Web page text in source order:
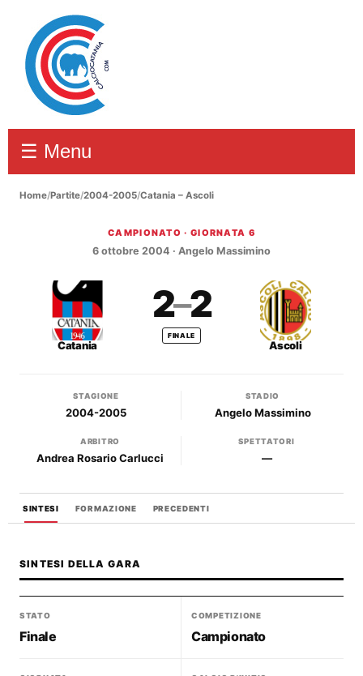
☰ Menu
Home/Partite/2004-2005/Catania – Ascoli
Catania – Ascoli 2–2CAMPIONATO · GIORNATA 6
6 ottobre 2004 · Angelo Massimino
Catania
2–2
FINALE
Ascoli
STAGIONE
2004-2005
STADIO
Angelo Massimino
ARBITRO
Andrea Rosario Carlucci
SPETTATORI
—
SINTESI FORMAZIONE PRECEDENTI
SINTESI DELLA GARA
STATO
Finale
COMPETIZIONE
Campionato